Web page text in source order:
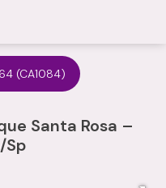
(CA1084)
Santa Rosa –
Sp